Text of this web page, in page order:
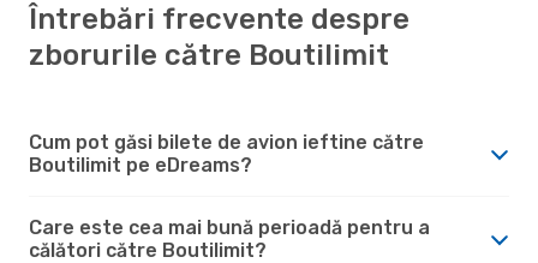
Întrebări frecvente despre
zborurile către Boutilimit
Cum pot găsi bilete de avion ieftine către
Boutilimit pe eDreams?
Care este cea mai bună perioadă pentru a
călători către Boutilimit?